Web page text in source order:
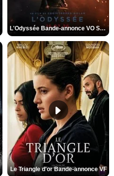
L'Odyssée Bande-annonce VO STFR
Le Triangle d'or Bande-annonce VF